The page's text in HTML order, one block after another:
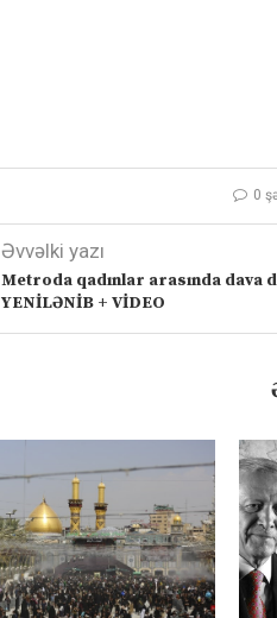
0
Əvvəlki yazı
Metroda qadınlar arasında dava
YENİLƏNİB + VİDEO